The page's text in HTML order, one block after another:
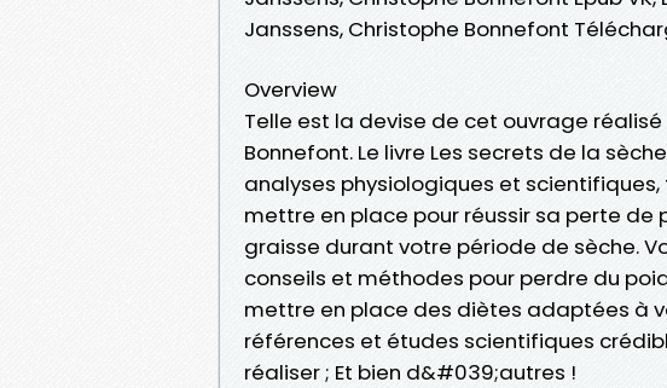
Janssens, Christophe Bonnefont
Overview
Telle est la devise de cet ouvrage
Bonnefont. Le livre Les secrets de la
analyses physiologiques et
mettre en place pour réussir sa perte de
graisse durant votre période de sèche.
conseils et méthodes pour perdre du
mettre en place des diètes adaptées à
références et études scientifiques
réaliser ; Et bien d&#039;autres !